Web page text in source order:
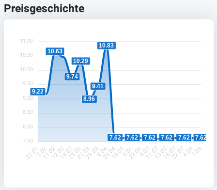
Preisgeschichte
11.00
10.50
10.00
9.50
9.00
8.50
8.00
7.50
9.22
10.63
9.74
10.29
8.96
9.41
10.83
7.62 7.62 7.62 7.62 7.62 7.62
22.01.2.02.11.02.12.02.18.02.25.02.22.03.29.03.8.04.29.04.10.05.9.06.23.06.8.07.12.07.13.07.16.07.22.07.4.08.7.08.